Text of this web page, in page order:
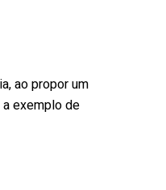
ao propor um
exemplo de